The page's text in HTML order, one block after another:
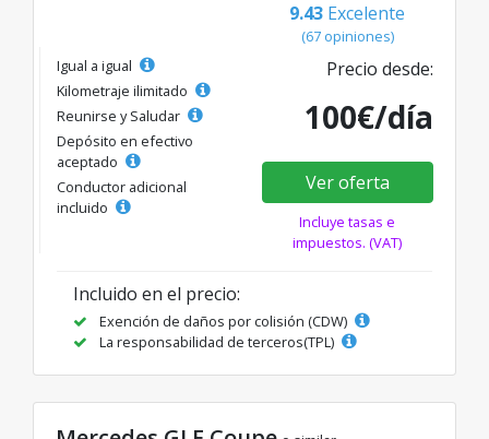
9.43 Excelente
(67 opiniones)
Igual a igual
Kilometraje ilimitado
Reunirse y Saludar
Depósito en efectivo
aceptado
Conductor adicional
incluido
Precio desde:
100€/día
Ver oferta
Incluye tasas e
impuestos. (VAT)
Incluido en el precio:
Exención de daños por colisión (CDW)
La responsabilidad de terceros(TPL)